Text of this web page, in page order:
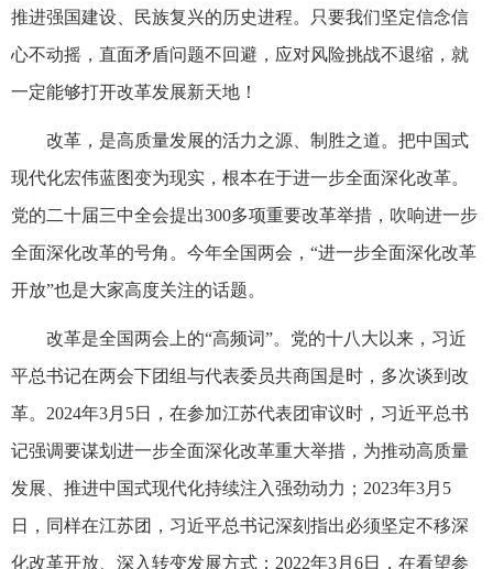
推进强国建设、民族复兴的历史进程。只要我们坚定信念信
心不动摇，直面矛盾问题不回避，应对风险挑战不退缩，就
一定能够打开改革发展新天地！
改革，是高质量发展的活力之源、制胜之道。把中国式
现代化宏伟蓝图变为现实，根本在于进一步全面深化改革。
党的二十届三中全会提出300多项重要改革举措，吹响进一步
全面深化改革的号角。今年全国两会，“进一步全面深化改革
开放”也是大家高度关注的话题。
改革是全国两会上的“高频词”。党的十八大以来，习近
平总书记在两会下团组与代表委员共商国是时，多次谈到改
革。2024年3月5日，在参加江苏代表团审议时，习近平总书
记强调要谋划进一步全面深化改革重大举措，为推动高质量
发展、推进中国式现代化持续注入强劲动力；2023年3月5
日，同样在江苏团，习近平总书记深刻指出必须坚定不移深
化改革开放、深入转变发展方式；2022年3月6日，在看望参